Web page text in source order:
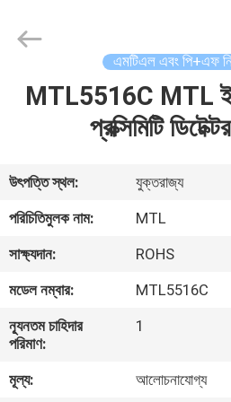
বাড়ি
আমাদের
সম্পর্কে
কারখানা
ভ্রমণ
মান
Reserved.
এমটিএল এবং পি+এফ
MTL5516C MTL
প্রক্সিমিটি
উৎপত্তি স্থল:
যুক্তরাজ্য
পরিচিতিমুলক নাম:
MTL
সাক্ষ্যদান:
ROHS
মডেল নম্বার:
MTL5516C
ন্যূনতম চাহিদার
পরিমাণ:
1
মূল্য:
আলোচনাযোগ্য